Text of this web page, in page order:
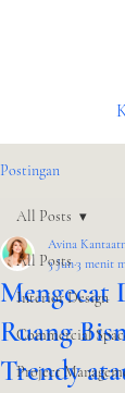
Postingan
All Posts
Interior Design
Commercial
Project
All Posts
Mengecat
Ruang
Trendy
Avina
3 Jun3 menit